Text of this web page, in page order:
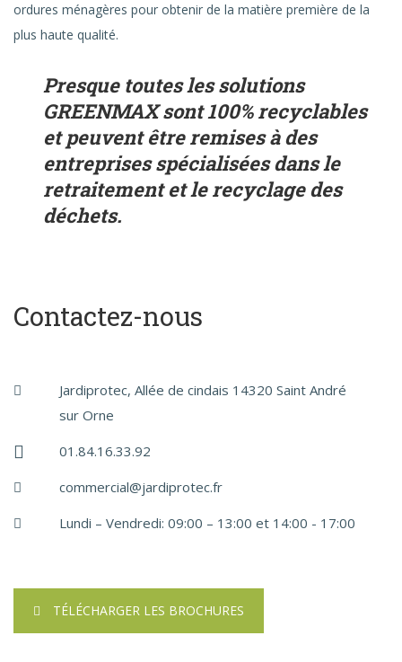
ordures ménagères pour obtenir de la matière première de la
plus haute qualité.
Presque toutes les solutions
GREENMAX sont 100% recyclables
et peuvent être remises à des
entreprises spécialisées dans le
retraitement et le recyclage des
déchets.
Contactez-nous
Jardiprotec, Allée de cindais 14320 Saint André
sur Orne
01.84.16.33.92
commercial@jardiprotec.fr
Lundi – Vendredi: 09:00 – 13:00 et 14:00 - 17:00
TÉLÉCHARGER LES BROCHURES